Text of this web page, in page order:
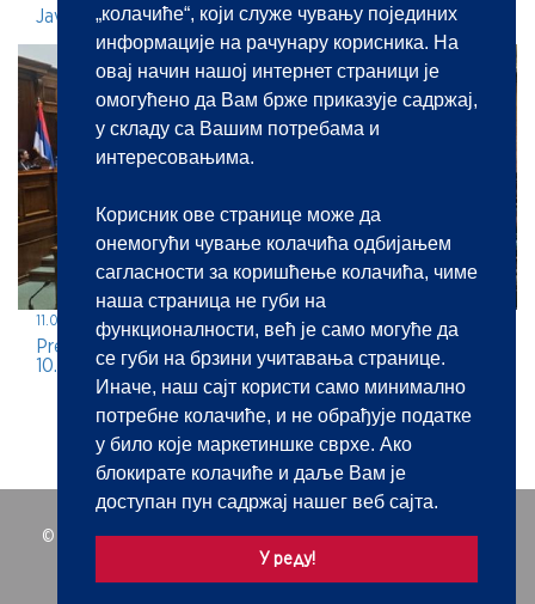
„колачиће“, који служе чувању појединих
информације на рачунару корисника. На
овај начин нашој интернет страници је
омогућено да Вам брже приказује садржај,
у складу са Вашим потребама и
интересовањима.
Корисник ове странице може да
онемогући чување колачића одбијањем
сагласности за коришћење колачића, чиме
наша страница не губи на
функционалности, већ је само могуће да
се губи на брзини учитавања странице.
Иначе, наш сајт користи само минимално
потребне колачиће, и не обрађује податке
у било које маркетиншке сврхе. Ако
блокирате колачиће и даље Вам је
доступан пун садржај нашег веб сајта.
У реду!
Javni konkurs za imenovanje javnog beležnika
11.05.2026.
Predstavljanje javnobeležničke profesije na jubilarnom
10. BEKOP-u
© 2021 | Javnobeležnička komora Srbije. Sva prava zadržana.